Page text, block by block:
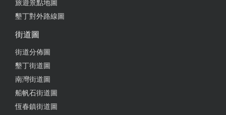
仔細。不是用廣播的小朋友比較能仔細聽。
道，大小朋友都有適合的玩樂設施，推推推！！！
旅遊景點地圖
墾丁對外路線圖
街道圖
街道分佈圖
墾丁街道圖
南灣街道圖
船帆石街道圖
恆春鎮街道圖